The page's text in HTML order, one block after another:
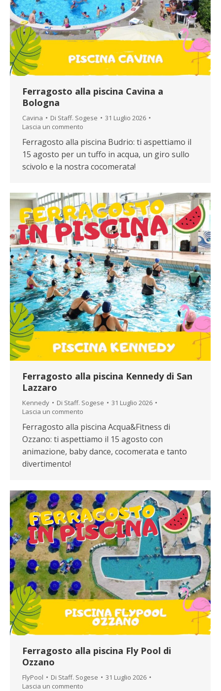
Ferragosto alla piscina Cavina a
Bologna
Cavina Di Staff. Sogese
31 Luglio 2026
Lascia un commento
Ferragosto alla piscina Budrio: ti aspettiamo il
15 agosto per un tuffo in acqua, un giro sullo
scivolo e la nostra cocomerata!
Ferragosto alla piscina Kennedy di San
Lazzaro
Kennedy Di Staff. Sogese
31 Luglio 2026
Lascia un commento
Ferragosto alla piscina Acqua&Fitness di
Ozzano: ti aspettiamo il 15 agosto con
animazione, baby dance, cocomerata e tanto
divertimento!
Ferragosto alla piscina Fly Pool di
Ozzano
FlyPool Di Staff. Sogese
31 Luglio 2026
Lascia un commento